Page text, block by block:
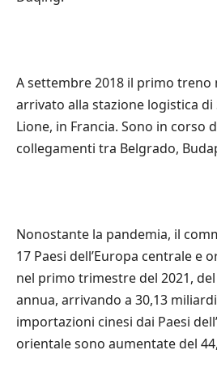
A settembre 2018 il primo treno
arrivato alla stazione logistica di
Lione, in Francia. Sono in corso
collegamenti tra Belgrado,
Nonostante la pandemia, il
17 Paesi dell’Europa centrale e
nel primo trimestre del 2021, del
annua, arrivando a 30,13
importazioni cinesi dai Paesi
orientale sono aumentate del